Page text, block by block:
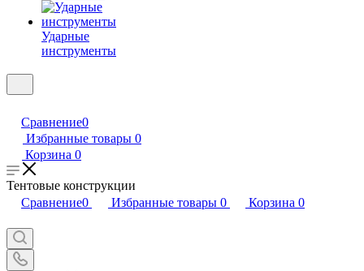
Ударные
инструменты
Сравнение0
Избранные товары 0
Корзина 0
Тентовые конструкции
Сравнение0 Избранные товары 0 Корзина 0